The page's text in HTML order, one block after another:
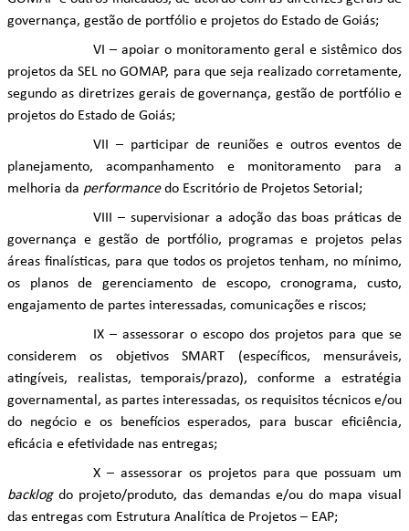
governança, gestão de portfólio e projetos do Estado de Goiás;
VI – apoiar o monitoramento geral e sistêmico dos
projetos da SEL no GOMAP, para que seja realizado corretamente,
segundo as diretrizes gerais de governança, gestão de portfólio e
projetos do Estado de Goiás;
VII – participar de reuniões e outros eventos de
planejamento, acompanhamento e monitoramento para a
melhoria da performancedo Escritório de Projetos Setorial;
VIII – supervisionar a adoção das boas práticas de
governança e gestão de portfólio, programas e projetos pelas
áreas finalísticas, para que todos os projetos tenham, no mínimo,
os planos de gerenciamento de escopo, cronograma, custo,
engajamento de partes interessadas, comunicações e riscos;
IX – assessorar o escopo dos projetos para que se
considerem os objetivos SMART (específicos, mensuráveis,
atingíveis, realistas, temporais/prazo), conforme a estratégia
governamental, as partes interessadas, os requisitos técnicos e/ou
do negócio e os benefícios esperados, para buscar eficiência,
eficácia e efetividade nas entregas;
X – assessorar os projetos para que possuam um
backlogdo projeto/produto, das demandas e/ou do mapa visual
das entregas com Estrutura Analítica de Projetos – EAP;